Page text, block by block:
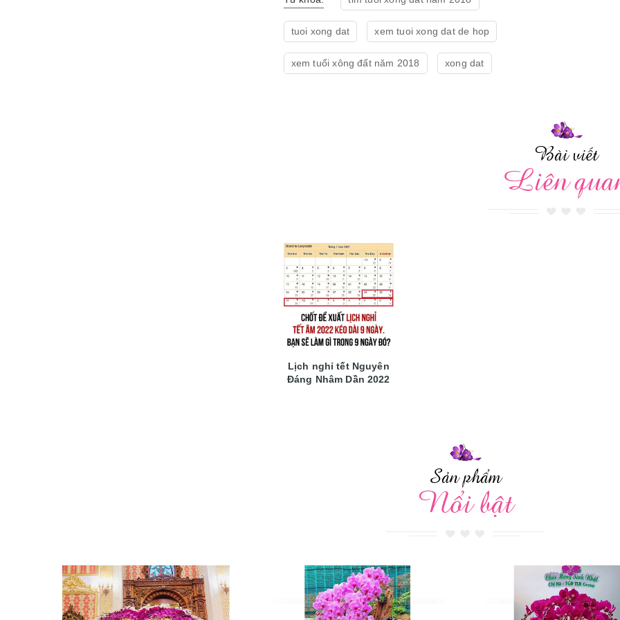
tuoi xong dat xem tuoi xong dat de hop
xem tuổi xông đất năm 2018 xong dat
Bài viết
Liên
Lịch nghỉ tết Nguyên
Đáng Nhâm Dần 2022
Sản phẩm
Nổi bật